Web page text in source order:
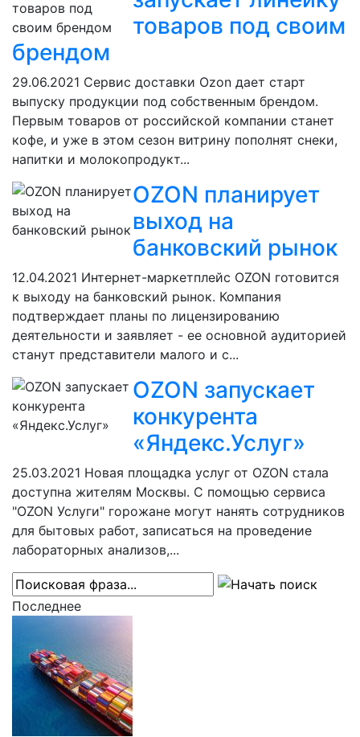
товаров под своим
брендом
29.06.2021 Сервис доставки Ozon дает старт
выпуску продукции под собственным брендом.
Первым товаров от российской компании станет
кофе, и уже в этом сезон витрину пополнят снеки,
напитки и молокопродукт...
OZON планирует
выход на
банковский рынок
12.04.2021 Интернет-маркетплейс OZON готовится
к выходу на банковский рынок. Компания
подтверждает планы по лицензированию
деятельности и заявляет - ее основной аудиторией
станут представители малого и с...
OZON запускает
конкурента
«Яндекс.Услуг»
25.03.2021 Новая площадка услуг от OZON стала
доступна жителям Москвы. С помощью сервиса
"OZON Услуги" горожане могут нанять сотрудников
для бытовых работ, записаться на проведение
лабораторных анализов,...
Последнее